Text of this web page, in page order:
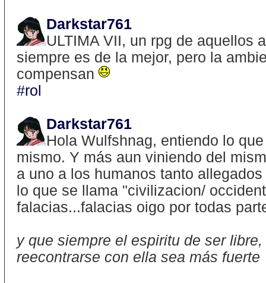
Darkstar761
ULTIMA VII, un rpg de aquellos
siempre es de la mejor, pero la
compensan
#rol
Darkstar761
Hola Wulfshnag, entiendo lo
mismo. Y más aun viniendo del
a uno a los humanos tanto
lo que se llama "civilizacion/
falacias...falacias oigo por todas
y que siempre el espiritu de ser
reecontrarse con ella sea más fuerte